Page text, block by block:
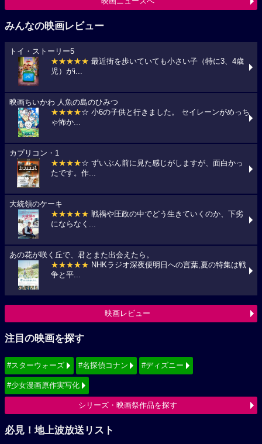
みんなの映画レビュー
トイ・ストーリー5
★★★★★ 最近街を歩いていても小さい子（特に3、4歳
児）がi...
映画ちいかわ 人魚の島のひみつ
★★★★☆ 小6の子供と行きました。 セイレーンがめっち
ゃ怖か...
カプリコン・1
★★★★☆ ずいぶん前に見た感じがしますが、面白かっ
たです。作...
大統領のケーキ
★★★★★ 戦禍や圧政の中でどう生きていくのか、下劣
にならなく...
あの花が咲く丘で、君とまた出会えたら。
★★★★★ NHKラジオ深夜便明日への言葉,夏の特集は戦
争と平...
映画レビュー
注目の映画を探す
#スターウォーズ #名探偵コナン #ディズニー
#少女漫画原作実写化
シリーズ・映画祭作品を探す
必見！地上波放送リスト